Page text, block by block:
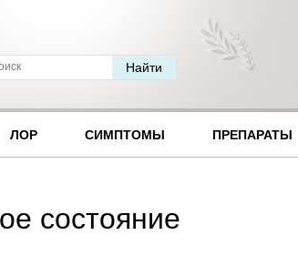
ЛОР СИМПТОМЫ ПРЕПАРАТЫ
состояние